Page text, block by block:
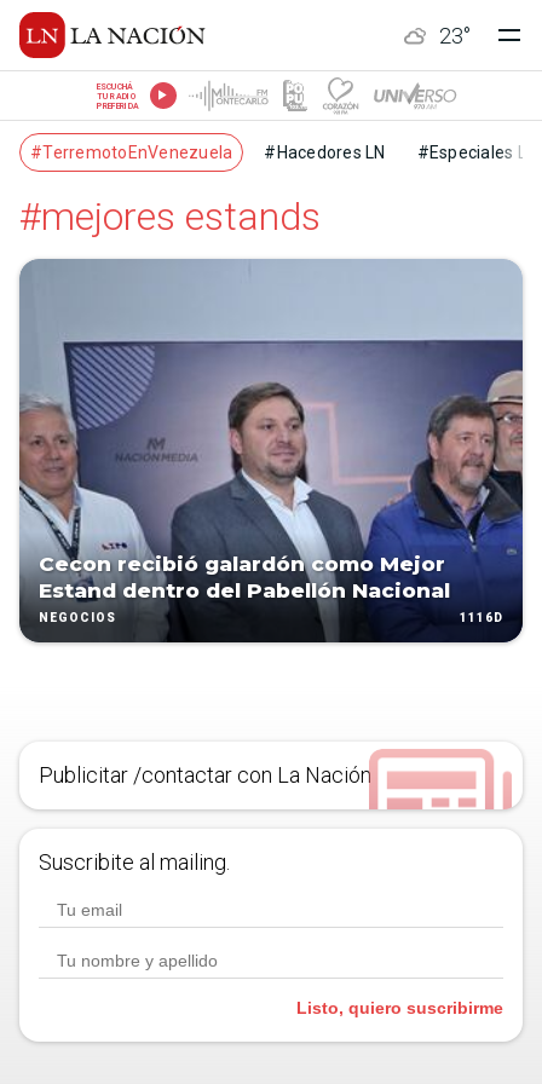
23°
ESCUCHÁ
TU RADIO
PREFERIDA
#TerremotoEnVenezuela #Hacedores LN #Especiales LN
#mejores estands
Cecon recibió galardón como Mejor
Estand dentro del Pabellón Nacional
NEGOCIOS 1116D
Publicitar /contactar con La Nación
Suscribite al mailing.
Listo, quiero suscribirme